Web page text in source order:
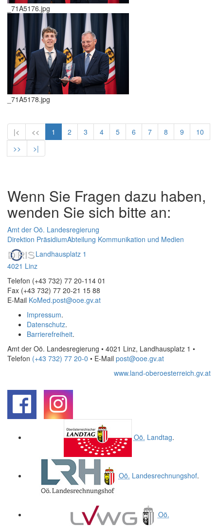
_71A5176.jpg
_71A5178.jpg
|< << 1 2 3 4 5 6 7 8 9
10
>>
>|
Wenn Sie Fragen dazu haben,
wenden Sie sich bitte an:
Amt der Oö. Landesregierung
Direktion PräsidiumAbteilung Kommunikation und Medien
Landhausplatz 1
4021 Linz
Telefon (+43 732) 77 20-114 01
Fax (+43 732) 77 20-21 15 88
E-Mail KoMed.post@ooe.gv.at
Impressum.
Datenschutz.
Barrierefreiheit.
Amt der Oö. Landesregierung • 4021 Linz, Landhausplatz 1 •
Telefon (+43 732) 77 20-0 • E-Mail post@ooe.gv.at
www.land-oberoesterreich.gv.at
Oö. Landtag.
Oö. Landesrechnungshof.
Oö.